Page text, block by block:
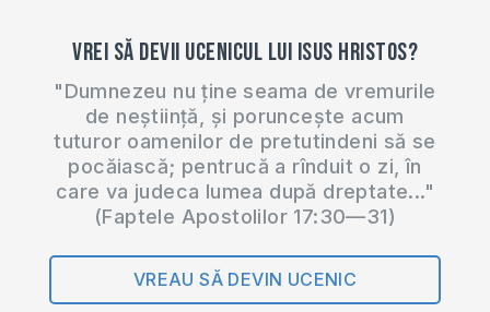
Vrei să devii ucenicul lui Isus Hristos?
"Dumnezeu nu ține seama de vremurile
de neștiință, și poruncește acum
tuturor oamenilor de pretutindeni să se
pocăiască; pentrucă a rînduit o zi, în
care va judeca lumea după dreptate..."
(Faptele Apostolilor 17:30—31)
VREAU SĂ DEVIN UCENIC